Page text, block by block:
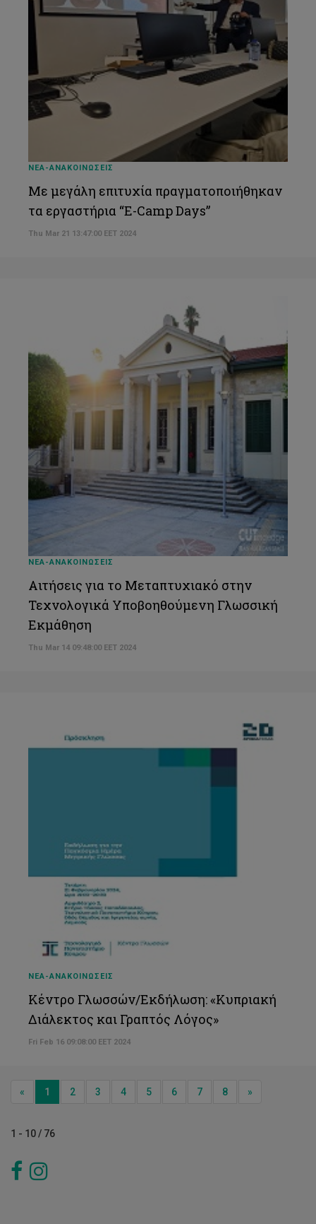
ΝΕΑ-ΑΝΑΚΟΙΝΩΣΕΙΣ
Με μεγάλη επιτυχία πραγματοποιήθηκαν
τα εργαστήρια “E-Camp Days”
Thu Mar 21 13:47:00 EET 2024
ΝΕΑ-ΑΝΑΚΟΙΝΩΣΕΙΣ
Αιτήσεις για το Μεταπτυχιακό στην
Τεχνολογικά Υποβοηθούμενη Γλωσσική
Εκμάθηση
Thu Mar 14 09:48:00 EET 2024
ΝΕΑ-ΑΝΑΚΟΙΝΩΣΕΙΣ
Κέντρο Γλωσσών/Εκδήλωση: «Κυπριακή
Διάλεκτος και Γραπτός Λόγος»
Fri Feb 16 09:08:00 EET 2024
« Previous
1 2 3 4 5 6 7 8 »
1 - 10 / 76